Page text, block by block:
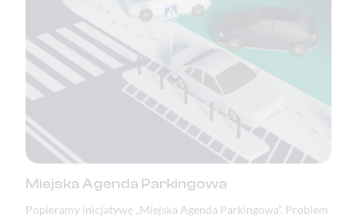
Miejska Agenda Parkingowa
Popieramy inicjatywę „Miejska Agenda Parkingowa”. Problem